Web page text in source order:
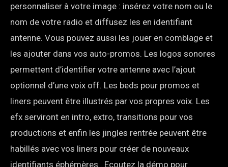
personnaliser à votre image : insérez votre nom ou le
nom de votre radio et diffusez les en identifiant
antenne. Vous pouvez aussi les jouer en comblage et
les ajouter dans vos auto-promos. Les logos sonores
permettent d’identifier votre antenne avec l’ajout
optionnel d’une voix off. Les beds pour promos et
liners peuvent être illustrés par vos propres voix. Les
efx serviront en intro, extro, transitions pour vos
productions et enfin les jingles rentrée peuvent être
habillés avec vos liners pour créer de nouveaux
identifiants éphémères . Ecoutez la démo pour